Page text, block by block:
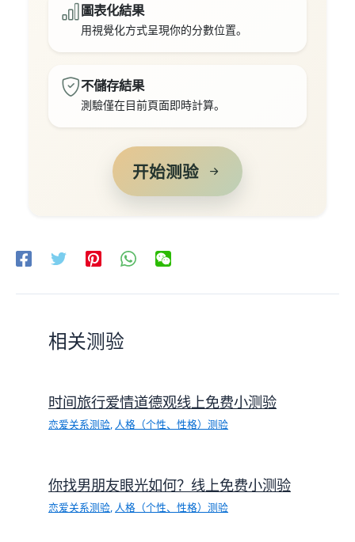
圖表化結果
用視覺化方式呈現你的分數位置。
不儲存結果
測驗僅在目前頁面即時計算。
开始测验
相关测验
时间旅行爱情道德观线上免费小测验
恋爱关系测验, 人格（个性、性格）测验
你找男朋友眼光如何？线上免费小测验
恋爱关系测验, 人格（个性、性格）测验